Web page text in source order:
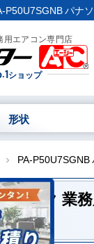
P50U7SGNB パナ
用エアコン専門店
ショップ
形状
chevron_right PA-
ニック 業
ン